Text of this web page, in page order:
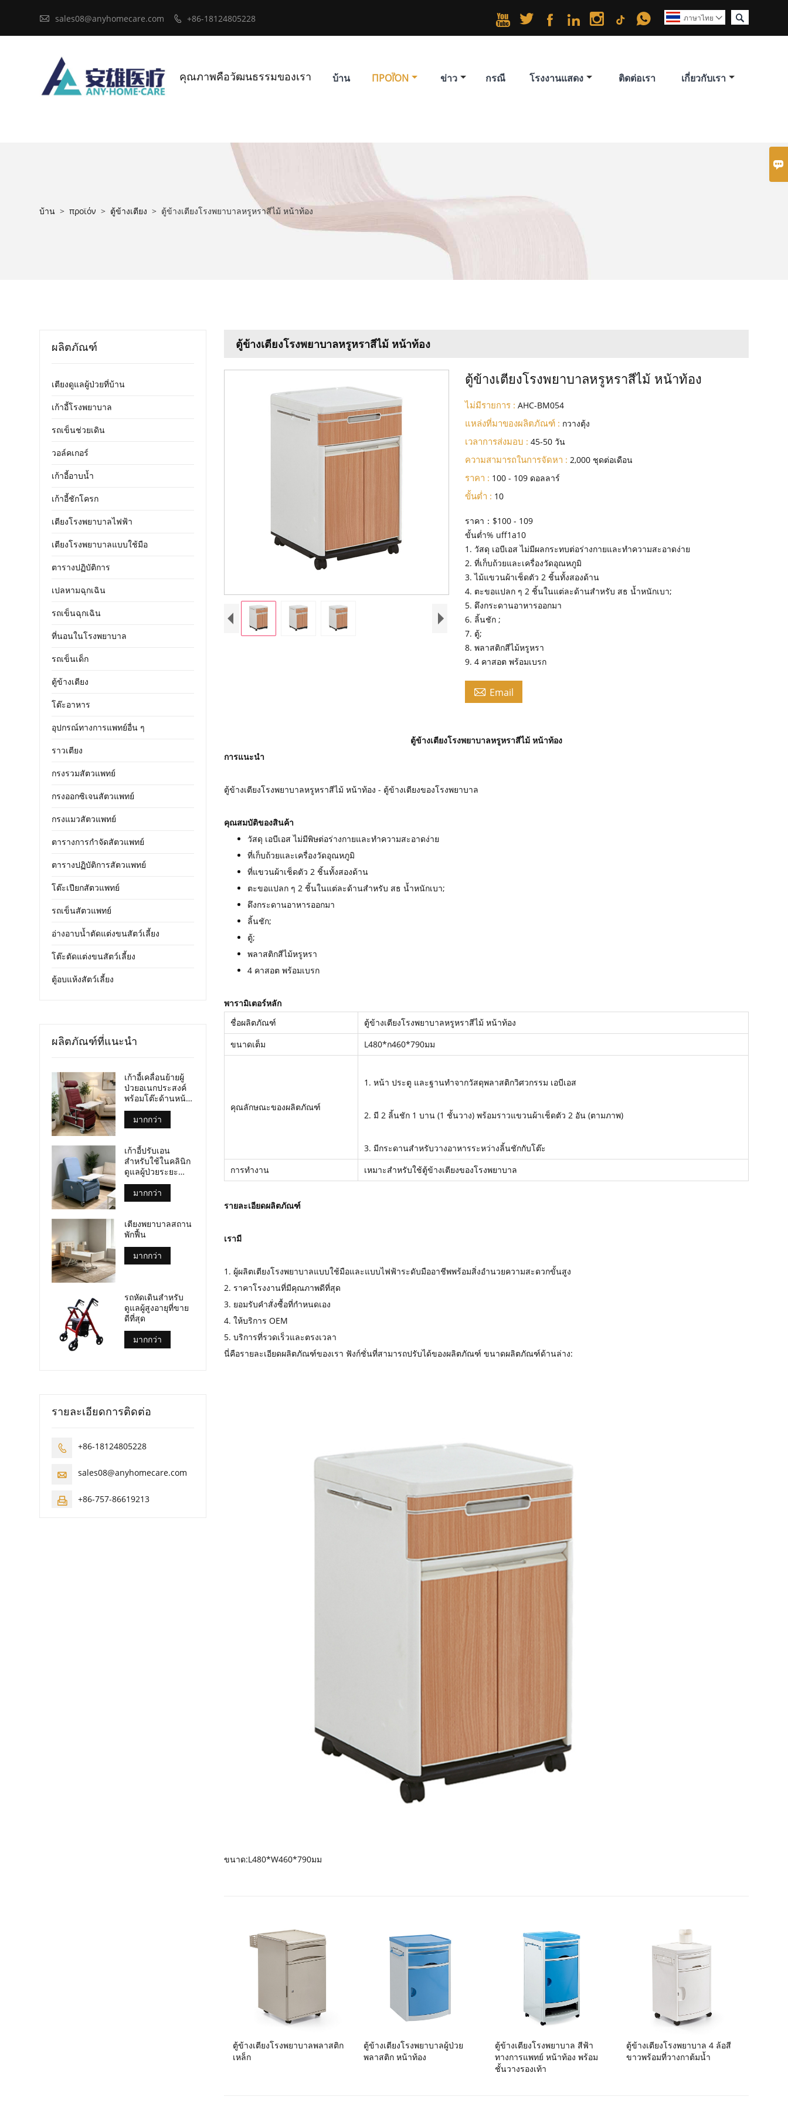

 sales08@anyhomecare.com  +86-18124805228 
ภาษาไทย 
     
บ้าน ΠΡΟΪΌΝ ข่าว กรณี โรงงานแสดง ติดต่อเรา เกี่ยวกับเรา
คุณภาพคือวัฒนธรรมของเรา
บ้าน > προϊόν > ตู้ข้างเตียง > ตู้ข้างเตียงโรงพยาบาลหรูหราสีไม้ หน้าท้อง
ตู้ข้างเตียงโรงพยาบาลหรูหราสีไม้ หน้าท้อง
ตู้ข้างเตียงโรงพยาบาลหรูหราสีไม้ หน้าท้อง
ไม่มีรายการ : AHC-BM054
แหล่งที่มาของผลิตภัณฑ์ : กวางตุ้ง
เวลาการส่งมอบ : 45-50 วัน
ความสามารถในการจัดหา : 2,000 ชุดต่อเดือน
ราคา : 100 - 109 ดอลลาร์
ขั้นต่ำ : 10
ราคา：$100 - 109
ขั้นต่ำ% uff1a10
1. วัสดุ เอบีเอส ไม่มีผลกระทบต่อร่างกายและทำความสะอาดง่าย
2. ที่เก็บถ้วยและเครื่องวัดอุณหภูมิ
3. ไม้แขวนผ้าเช็ดตัว 2 ชิ้นทั้งสองด้าน
4. ตะขอแปลก ๆ 2 ชิ้นในแต่ละด้านสำหรับ สธ น้ำหนักเบา;
5. ดึงกระดานอาหารออกมา
6. ลิ้นชัก ;
7. ตู้;
8. พลาสติกสีไม้หรูหรา
9. 4 คาสอต พร้อมเบรก
 Email
ตู้ข้างเตียงโรงพยาบาลหรูหราสีไม้ หน้าท้อง
การแนะนำ
ตู้ข้างเตียงโรงพยาบาลหรูหราสีไม้ หน้าท้อง - ตู้ข้างเตียงของโรงพยาบาล
คุณสมบัติของสินค้า
วัสดุ เอบีเอส ไม่มีพิษต่อร่างกายและทำความสะอาดง่าย
ที่เก็บถ้วยและเครื่องวัดอุณหภูมิ
ที่แขวนผ้าเช็ดตัว 2 ชิ้นทั้งสองด้าน
ตะขอแปลก ๆ 2 ชิ้นในแต่ละด้านสำหรับ สธ น้ำหนักเบา;
ดึงกระดานอาหารออกมา
ลิ้นชัก;
ตู้;
พลาสติกสีไม้หรูหรา
4 คาสอต พร้อมเบรก
พารามิเตอร์หลัก
ชื่อผลิตภัณฑ์
ตู้ข้างเตียงโรงพยาบาลหรูหราสีไม้ หน้าท้อง
ขนาดเต็ม
L480*ก460*790มม
คุณลักษณะของผลิตภัณฑ์
1. หน้า ประตู และฐานทำจากวัสดุพลาสติกวิศวกรรม เอบีเอส
2. มี 2 ลิ้นชัก 1 บาน (1 ชั้นวาง) พร้อมราวแขวนผ้าเช็ดตัว 2 อัน (ตามภาพ)
3. มีกระดานสำหรับวางอาหารระหว่างลิ้นชักกับโต๊ะ
การทำงาน
เหมาะสำหรับใช้ตู้ข้างเตียงของโรงพยาบาล
รายละเอียดผลิตภัณฑ์
เรามี
1. ผู้ผลิตเตียงโรงพยาบาลแบบใช้มือและแบบไฟฟ้าระดับมืออาชีพพร้อมสิ่งอำนวยความสะดวกขั้นสูง
2. ราคาโรงงานที่มีคุณภาพดีที่สุด
3. ยอมรับคำสั่งซื้อที่กำหนดเอง
4. ให้บริการ OEM
5. บริการที่รวดเร็วและตรงเวลา
นี่คือรายละเอียดผลิตภัณฑ์ของเรา ฟังก์ชั่นที่สามารถปรับได้ของผลิตภัณฑ์ ขนาดผลิตภัณฑ์ด้านล่าง:
ขนาด:L480*W460*790มม
ตู้ข้างเตียงโรงพยาบาลพลาสติก
เหล็ก
ตู้ข้างเตียงโรงพยาบาลผู้ป่วย
พลาสติก หน้าท้อง
ตู้ข้างเตียงโรงพยาบาล สีฟ้า
ทางการแพทย์ หน้าท้อง พร้อม
ชั้นวางรองเท้า
ตู้ข้างเตียงโรงพยาบาล 4 ล้อสี
ขาวพร้อมที่วางกาต้มน้ำ
ผลิตภัณฑ์
เตียงดูแลผู้ป่วยที่บ้าน
เก้าอี้โรงพยาบาล
รถเข็นช่วยเดิน
วอล์คเกอร์
เก้าอี้อาบน้ำ
เก้าอี้ชักโครก
เตียงโรงพยาบาลไฟฟ้า
เตียงโรงพยาบาลแบบใช้มือ
ตารางปฏิบัติการ
เปลหามฉุกเฉิน
รถเข็นฉุกเฉิน
ที่นอนในโรงพยาบาล
รถเข็นเด็ก
ตู้ข้างเตียง
โต๊ะอาหาร
อุปกรณ์ทางการแพทย์อื่น ๆ
ราวเตียง
กรงรวมสัตวแพทย์
กรงออกซิเจนสัตวแพทย์
กรงแมวสัตวแพทย์
ตารางการกำจัดสัตวแพทย์
ตารางปฏิบัติการสัตวแพทย์
โต๊ะเปียกสัตวแพทย์
รถเข็นสัตวแพทย์
อ่างอาบน้ำตัดแต่งขนสัตว์เลี้ยง
โต๊ะตัดแต่งขนสัตว์เลี้ยง
ตู้อบแห้งสัตว์เลี้ยง
ผลิตภัณฑ์ที่แนะนำ
เก้าอี้เคลื่อนย้ายผู้
ป่วยอเนกประสงค์
พร้อมโต๊ะด้านหน้า
และล้อเลื่อน ได้รับ
การรับรอง
มาตรฐาน CE และ
มากกว่า
เก้าอี้ปรับเอน
สำหรับใช้ในคลินิก
ดูแลผู้ป่วยระยะ
สุดท้าย พร้อมถาด
วางของในตัว เก้าอี้
ผู้ป่วยเคลื่อนที่
ป่วยระยะสุดท้าย
มากกว่า
เตียงพยาบาลสถาน
พักฟื้น
มากกว่า
รถหัดเดินสำหรับ
ดูแลผู้สูงอายุที่ขาย
ดีที่สุด
มากกว่า
รายละเอียดการติดต่อ
 +86-18124805228
 sales08@anyhomecare.com
 +86-757-86619213